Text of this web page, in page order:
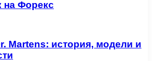
на Форекс
Martens: история, модели и